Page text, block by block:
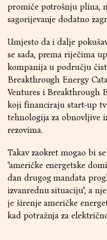
promiče potrošnju plina,
sagorijevanje dodatno
Umjesto da i dalje
se sada, prema riječima
kompanija u području
Breakthrough Energy
Ventures i Breakthrough
koji financiraju start-up
tehnologija za obnovljive
rezovima.
Takav zaokret mogao bi
"američke energetske
dan drugog mandata
izvanrednu situaciju", a
je širenje američke
kad potražnja za